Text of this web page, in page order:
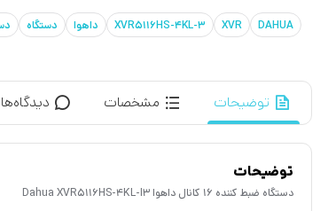
DAHUA
XVR
XVR5116HS-4KL-3 داهوا دستگاه
توضیحات مشخصات دیدگاه‌ها
توضیحات
دستگاه ضبط کننده 16 کانال داهوا Dahua XVR5116HS-4KL-I3